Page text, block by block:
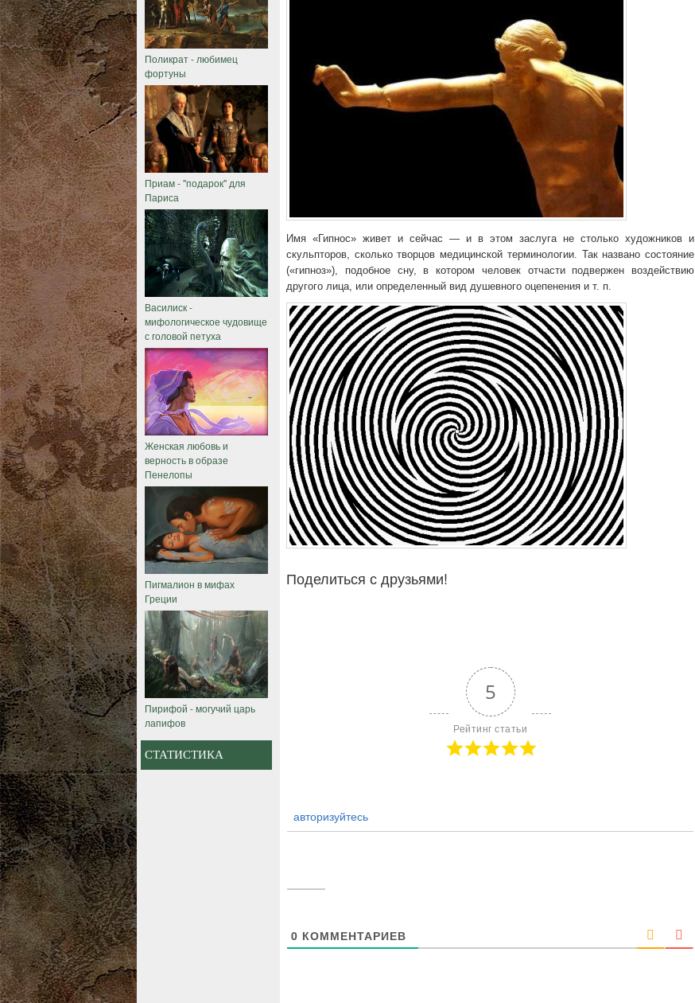
Поликрат - любимец
фортуны
Приам - "подарок" для
Париса
Василиск -
мифологическое чудовище
с головой петуха
Женская любовь и
верность в образе
Пенелопы
Пигмалион в мифах
Греции
Пирифой - могучий царь
лапифов
СТАТИСТИКА
Имя «Гипнос» живет и сейчас — и в этом заслуга не столько художников и
скульпторов, сколько творцов медицинской терминологии. Так названо состояние
(«гипноз»), подобное сну, в котором человек отчасти подвержен воздействию
другого лица, или определенный вид душевного оцепенения и т. п.
Поделиться с друзьями!
5
Рейтинг статьи
авторизуйтесь
0 КОММЕНТАРИЕВ